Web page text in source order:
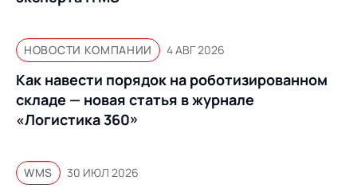
НОВОСТИ КОМПАНИИ 4 АВГ 2026
Как навести порядок на роботизированном
складе — новая статья в журнале
«Логистика 360»
WMS 30 ИЮЛ 2026